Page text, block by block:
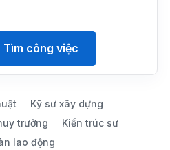
Tìm công việc
Kỹ sư xây dựng
trưởng
Kiến trúc sư
lao động